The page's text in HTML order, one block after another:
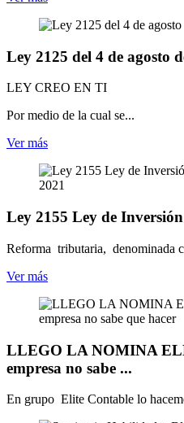
Ley 2125 del 4 de agosto
LEY CREO EN TI
Por medio de la cual se...
Ver más
Ley 2155 Ley de
Reforma tributaria, denominada
Ver más
LLEGO LA NOMINA
empresa no sabe ...
En grupo Elite Contable lo